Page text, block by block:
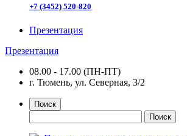
+7 (3452) 520-820
Презентация
Презентация
08.00 - 17.00 (ПН-ПТ)
г. Тюмень, ул. Северная, 3/2
Поиск